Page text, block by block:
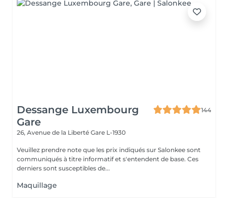
Dessange Luxembourg
Gare
144
26, Avenue de la Liberté Gare L-1930
Veuillez prendre note que les prix indiqués sur Salonkee sont
communiqués à titre informatif et s'entendent de base. Ces
derniers sont susceptibles de...
Maquillage